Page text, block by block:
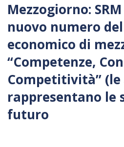
Mezzogiorno:
nuovo numero
economico di
“Competenze,
Competitività” (le
rappresentano le
futuro